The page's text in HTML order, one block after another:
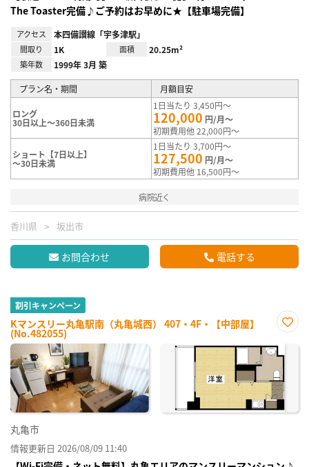
The Toaster完備♪ご予約はお早めに★【駐車場完備】
アクセス 本四備讃線「宇多津駅」
間取り 1K 面積 20.25m²
築年数 1999年 3月 築
プラン名・期間 月額目安
ロング
30日以上～360日未満
1日当たり 3,450円～
120,000 円/月～
初期費用他 22,000円～
ショート【7日以上】
～30日未満
1日当たり 3,700円～
127,500 円/月～
初期費用他 16,500円～
病院近く
香川県 坂出市
お問合わせ 電話する
割引キャンペーン
Kマンスリー丸亀駅南（丸亀城西） 407・4F・【中部屋】
(No.482055)
に入
り登
録
丸亀市
情報更新日 2026/08/09 11:40